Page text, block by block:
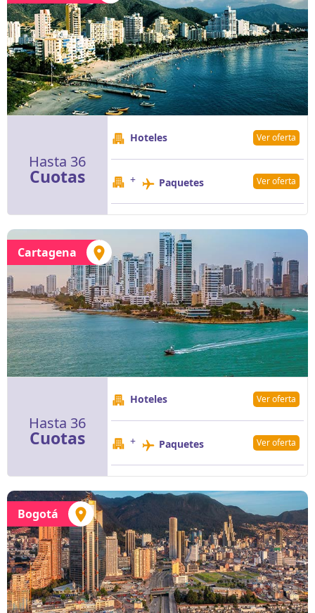
Hasta 36
Cuotas
Hoteles Ver oferta
+ Paquetes Ver oferta
Cartagena
Hasta 36
Cuotas
Hoteles Ver oferta
+ Paquetes Ver oferta
Bogotá